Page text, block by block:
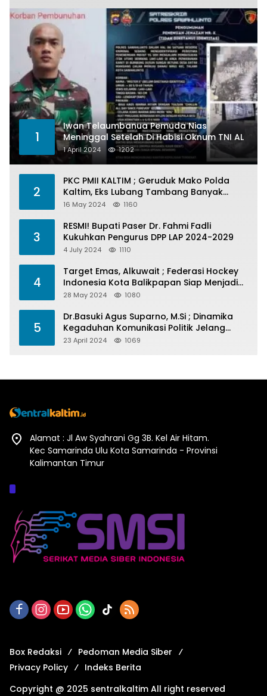
1
Iwan Telaumbanua Pemuda Nias
Meninggal Setelah Di Habisi Oknum TNI AL
1 April 2024 1202
2
PKC PMII KALTIM ; Geruduk Mako Polda
Kaltim, Eks Lubang Tambang Banyak
Menelan Korban
16 May 2024 1160
3
RESMI! Bupati Paser Dr. Fahmi Fadli
Kukuhkan Pengurus DPP LAP 2024-2029
4 July 2024 1110
4
Target Emas, Alkuwait ; Federasi Hockey
Indonesia Kota Balikpapan Siap Menjadi
Barometer Prestasi Di Kaltim
28 May 2024 1080
5
Dr.Basuki Agus Suparno, M.Si ; Dinamika
Kegaduhan Komunikasi Politik Jelang
Pesta Politik 2024
23 April 2024 1069
Alamat : Jl Aw Syahrani Gg 3B. Kel Air Hitam.
Kec Samarinda Ulu Kota Samarinda - Provinsi
Kalimantan Timur
Box Redaksi
Pedoman Media Siber
Privacy Policy
Indeks Berita
Copyright @ 2025 sentralkaltim All right reserved